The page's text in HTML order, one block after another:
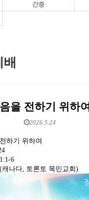
간증
을 전하기 위하여
2026.5.24
하기 위하여
6
캐나다, 토론토 목민교회)